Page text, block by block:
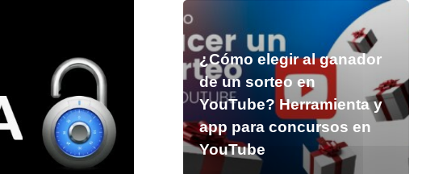
¿Cómo elegir al ganador
de un sorteo en
YouTube? Herramienta y
app para concursos en
YouTube